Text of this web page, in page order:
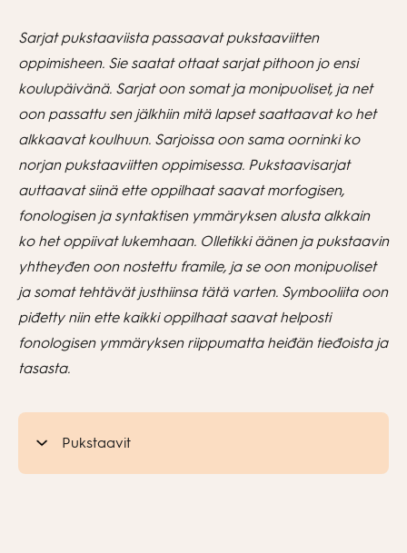
Sarjat pukstaaviista passaavat pukstaaviitten
oppimisheen. Sie saatat ottaat sarjat pithoon jo ensi
koulupäivänä. Sarjat oon somat ja monipuoliset, ja net
oon passattu sen jälkhiin mitä lapset saattaavat ko het
alkkaavat koulhuun. Sarjoissa oon sama oorninki ko
norjan pukstaaviitten oppimisessa. Pukstaavisarjat
auttaavat siinä ette oppilhaat saavat morfogisen,
fonologisen ja syntaktisen ymmäryksen alusta alkkain
ko het oppiivat lukemhaan. Olletikki äänen ja pukstaavin
yhtheyđen oon nostettu framile, ja se oon monipuoliset
ja somat tehtävät justhiinsa tätä varten. Symbooliita oon
piđetty niin ette kaikki oppilhaat saavat helposti
fonologisen ymmäryksen riippumatta heiđän tieđoista ja
tasasta.
Pukstaavit